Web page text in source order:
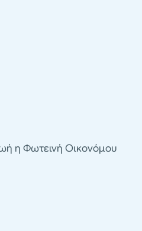
η Φωτεινή Οικονόμου